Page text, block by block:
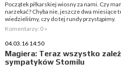
Początek piłkarskiej wiosny za nami. Czy
narzekać? Chyba nie, jeszcze dwa miesiące
wiedzieliśmy, czy do tej rundy przystąpimy.
Komentarzy: 0 »
04.03.16 14:50
Magiera: Teraz wszystko
sympatyków Stomilu